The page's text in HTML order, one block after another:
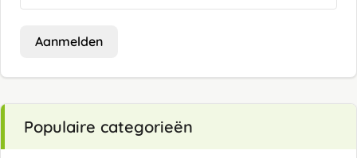
Aanmelden
Populaire categorieën